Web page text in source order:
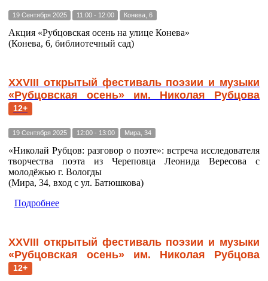
19 Сентября 2025 11:00 - 12:00 Конева, 6
Акция «Рубцовская осень на улице Конева»
(Конева, 6, библиотечный сад)
ХХVIII открытый фестиваль поэзии и музыки
«Рубцовская осень» им. Николая Рубцова
12+
19 Сентября 2025 12:00 - 13:00 Мира, 34
«Николай Рубцов: разговор о поэте»: встреча исследователя
творчества поэта из Череповца Леонида Вересова с
молодёжью г. Вологды
(Мира, 34, вход с ул. Батюшкова)
Подробнее
ХХVIII открытый фестиваль поэзии и музыки
«Рубцовская осень» им. Николая Рубцова
12+